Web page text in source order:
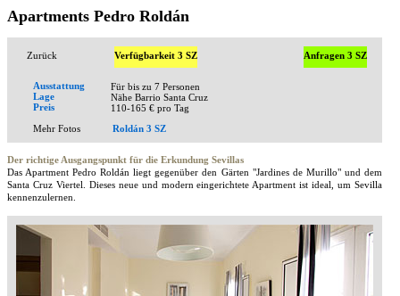
Apartments Pedro Roldán
Zurück Verfügbarkeit 3 SZ Anfragen 3 SZ
Ausstattung Für bis zu 7 Personen
Lage Nähe Barrio Santa Cruz
Preis 110-165 € pro Tag
Mehr Fotos Roldán 3 SZ
Der richtige Ausgangspunkt für die Erkundung Sevillas
Das Apartment Pedro Roldán liegt gegenüber den Gärten "Jardines de Murillo" und dem
Santa Cruz Viertel. Dieses neue und modern eingerichtete Apartment ist ideal, um Sevilla
kennenzulernen.